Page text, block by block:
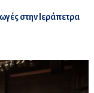
στην Ιεράπετρα